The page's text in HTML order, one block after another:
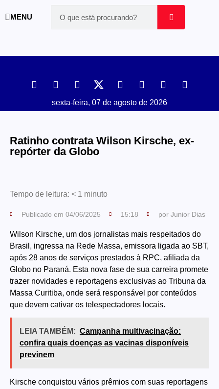
MENU
sexta-feira, 07 de agosto de 2026
Ratinho contrata Wilson Kirsche, ex-
repórter da Globo
Tempo de leitura: < 1 minuto
Publicado em 04/06/2025 15:18 por Junior Dias
Wilson Kirsche, um dos jornalistas mais respeitados do
Brasil, ingressa na Rede Massa, emissora ligada ao SBT,
após 28 anos de serviços prestados à RPC, afiliada da
Globo no Paraná. Esta nova fase de sua carreira promete
trazer novidades e reportagens exclusivas ao Tribuna da
Massa Curitiba, onde será responsável por conteúdos
que devem cativar os telespectadores locais.
LEIA TAMBÉM: Campanha multivacinação:
confira quais doenças as vacinas disponíveis
previnem
Kirsche conquistou vários prêmios com suas reportagens